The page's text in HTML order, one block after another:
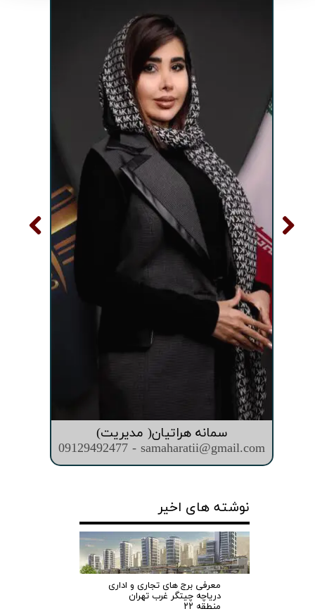
سمانه هراتیان( مدیریت)
09129492477 - samaharatii@gmail.com
نوشته های اخیر
معرفی برج های تجاری و اداری
دریاچه چیتگر غرب تهران
منطقه ۲۲